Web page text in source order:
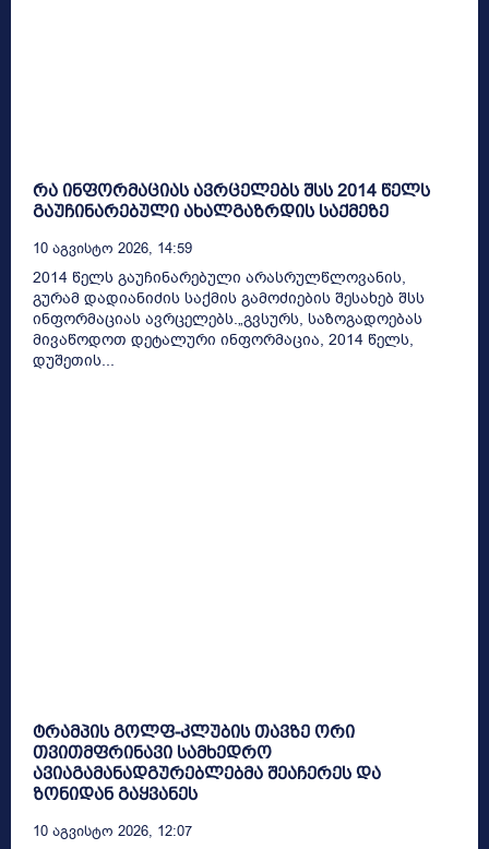
რა ინფორმაციას ავრცელებს შსს 2014 წელს
გაუჩინარებული ახალგაზრდის საქმეზე
10 Აგვისტო 2026, 14:59
2014 წელს გაუჩინარებული არასრულწლოვანის,
გურამ დადიანიძის საქმის გამოძიების შესახებ შსს
ინფორმაციას ავრცელებს.„გვსურს, საზოგადოებას
მივაწოდოთ დეტალური ინფორმაცია, 2014 წელს,
დუშეთის...
ტრამპის გოლფ-კლუბის თავზე ორი
თვითმფრინავი სამხედრო
ავიაგამანადგურებლებმა შეაჩერეს და
ზონიდან გაყვანეს
10 Აგვისტო 2026, 12:07